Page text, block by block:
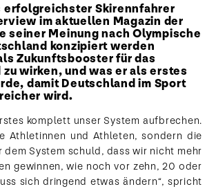
erfolgreichster Skirennfahrer
im aktuellen Magazin der
seiner Meinung nach Olympische
konzipiert werden
Zukunftsbooster für das
zu wirken, und was er als erstes
damit Deutschland im Sport
wird.
komplett unser System aufbrechen.
Athletinnen und Athleten, sondern die
dem System schuld, dass wir nicht mehr
gewinnen, wie noch vor zehn, 20 oder
sich dringend etwas ändern“, spricht